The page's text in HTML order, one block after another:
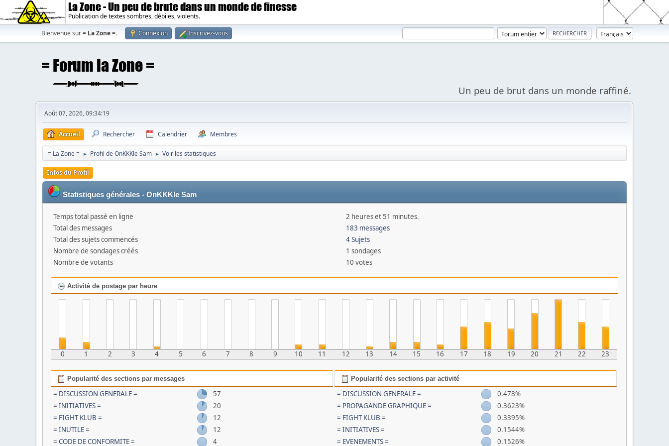
La Zone - Un peu de brute dans un monde de finesse
Publication de textes sombres, débiles, violents.
Bienvenue sur= La Zone =. Connexion Inscrivez-vous
Un peu de brut dans un monde raffiné.
Août 07, 2026, 09:34:19
Accueil Rechercher Calendrier Membres
= La Zone = ► Profil de OnKKKle Sam ► Voir les statistiques
Infos du Profil
Statistiques générales - OnKKKle Sam
Temps total passé en ligne
2 heures et 51 minutes.
Total des messages
183 messages
Total des sujets commencés
4 Sujets
Nombre de sondages créés
1 sondages
Nombre de votants
10 votes
Activité de postage par heure
0 1 2 3 4 5 6 7 8 9 10 11 12 13 14 15 16 17 18 19 20 21 22 23
Popularité des sections par messages
= DISCUSSION GENERALE =
57
= INITIATIVES =
20
= FIGHT KLUB =
12
= INUTILE =
12
= CODE DE CONFORMITE =
4
Popularité des sections par activité
= DISCUSSION GENERALE =
0.478%
= PROPAGANDE GRAPHIQUE =
0.3623%
= FIGHT KLUB =
0.3395%
= INITIATIVES =
0.1544%
= EVENEMENTS =
0.1526%